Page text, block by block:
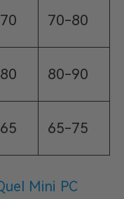
70-80
80-90
65-75
Mini PC